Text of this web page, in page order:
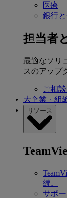
医療
銀行
担当者
最適なソリ
スのアップ
ご相
大企業・組
リソース
続。
サポ